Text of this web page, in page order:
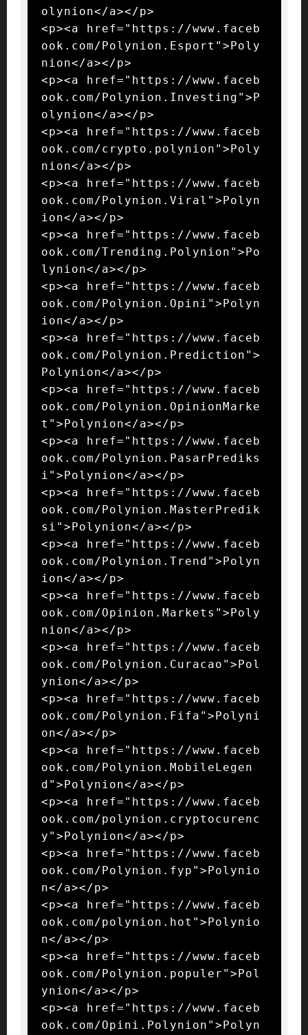
olynion</a></p>
<p><a href="https://www.faceb
ook.com/Polynion.Esport">Poly
nion</a></p>
<p><a href="https://www.faceb
ook.com/Polynion.Investing">P
olynion</a></p>
<p><a href="https://www.faceb
ook.com/crypto.polynion">Poly
nion</a></p>
<p><a href="https://www.faceb
ook.com/Polynion.Viral">Polyn
ion</a></p>
<p><a href="https://www.faceb
ook.com/Trending.Polynion">Po
lynion</a></p>
<p><a href="https://www.faceb
ook.com/Polynion.Opini">Polyn
ion</a></p>
<p><a href="https://www.faceb
ook.com/Polynion.Prediction">
Polynion</a></p>
<p><a href="https://www.faceb
ook.com/Polynion.OpinionMarke
t">Polynion</a></p>
<p><a href="https://www.faceb
ook.com/Polynion.PasarPrediks
i">Polynion</a></p>
<p><a href="https://www.faceb
ook.com/Polynion.MasterPredik
si">Polynion</a></p>
<p><a href="https://www.faceb
ook.com/Polynion.Trend">Polyn
ion</a></p>
<p><a href="https://www.faceb
ook.com/Opinion.Markets">Poly
nion</a></p>
<p><a href="https://www.faceb
ook.com/Polynion.Curacao">Pol
ynion</a></p>
<p><a href="https://www.faceb
ook.com/Polynion.Fifa">Polyni
on</a></p>
<p><a href="https://www.faceb
ook.com/Polynion.MobileLegen
d">Polynion</a></p>
<p><a href="https://www.faceb
ook.com/polynion.cryptocurenc
y">Polynion</a></p>
<p><a href="https://www.faceb
ook.com/Polynion.fyp">Polynio
n</a></p>
<p><a href="https://www.faceb
ook.com/polynion.hot">Polynio
n</a></p>
<p><a href="https://www.faceb
ook.com/Polynion.populer">Pol
ynion</a></p>
<p><a href="https://www.faceb
ook.com/Opini.Polynion">Polyn